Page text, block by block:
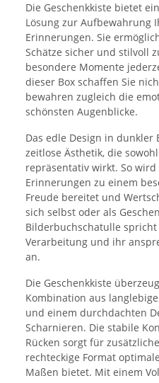
Die Geschenkkiste bietet
Lösung zur Aufbewahrung
Erinnerungen. Sie
Schätze sicher und stilvoll
besondere Momente
dieser Box schaffen Sie
bewahren zugleich die
schönsten Augenblicke.
Das edle Design in dunkler
zeitlose Ästhetik, die
repräsentativ wirkt. So
Erinnerungen zu einem
Freude bereitet und
sich selbst oder als
Bilderbuchschatulle
Verarbeitung und ihr
an.
Die Geschenkkiste
Kombination aus
und einem durchdachten
Scharnieren. Die stabile
Rücken sorgt für
rechteckige Format
Maßen bietet. Mit einem